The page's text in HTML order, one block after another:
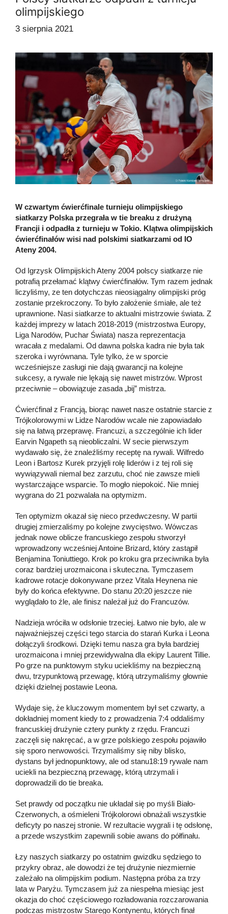
olimpijskiego
3 sierpnia 2021
W czwartym ćwierćfinale turnieju olimpijskiego
siatkarzy Polska przegrała w tie breaku z drużyną
Francji i odpadła z turnieju w Tokio. Klątwa olimpijskich
ćwierćfinałów wisi nad polskimi siatkarzami od IO
Ateny 2004.
Od Igrzysk Olimpijskich Ateny 2004 polscy siatkarze nie
potrafią przełamać klątwy ćwierćfinałów. Tym razem jednak
liczyliśmy, ze ten dotychczas nieosiągalny olimpijski próg
zostanie przekroczony. To było założenie śmiałe, ale też
uprawnione. Nasi siatkarze to aktualni mistrzowie świata. Z
każdej imprezy w latach 2018-2019 (mistrzostwa Europy,
Liga Narodów, Puchar Świata) nasza reprezentacja
wracała z medalami. Od dawna polska kadra nie była tak
szeroka i wyrównana. Tyle tylko, że w sporcie
wcześniejsze zasługi nie dają gwarancji na kolejne
sukcesy, a rywale nie lękają się nawet mistrzów. Wprost
przeciwnie – obowiązuje zasada „bij” mistrza.
Ćwierćfinał z Francją, biorąc nawet nasze ostatnie starcie z
Trójkolorowymi w Lidze Narodów wcale nie zapowiadało
się na łatwą przeprawę. Francuzi, a szczególnie ich lider
Earvin Ngapeth są nieobliczalni. W secie pierwszym
wydawało się, że znaleźliśmy receptę na rywali. Wilfredo
Leon i Bartosz Kurek przyjęli rolę liderów i z tej roli się
wywiązywali niemal bez zarzutu, choć nie zawsze mieli
wystarczające wsparcie. To mogło niepokoić. Nie mniej
wygrana do 21 pozwalała na optymizm.
Ten optymizm okazał się nieco przedwczesny. W partii
drugiej zmierzaliśmy po kolejne zwycięstwo. Wówczas
jednak nowe oblicze francuskiego zespołu stworzył
wprowadzony wcześniej Antoine Brizard, który zastąpił
Benjamina Toniuttiego. Krok po kroku gra przeciwnika była
coraz bardziej urozmaicona i skuteczna. Tymczasem
kadrowe rotacje dokonywane przez Vitala Heynena nie
były do końca efektywne. Do stanu 20:20 jeszcze nie
wyglądało to źle, ale finisz należał już do Francuzów.
Nadzieja wróciła w odsłonie trzeciej. Łatwo nie było, ale w
najważniejszej części tego starcia do starań Kurka i Leona
dołączyli środkowi. Dzięki temu nasza gra była bardziej
urozmaicona i mniej przewidywalna dla ekipy Laurent Tillie.
Po grze na punktowym styku uciekliśmy na bezpieczną
dwu, trzypunktową przewagę, którą utrzymaliśmy głownie
dzięki dzielnej postawie Leona.
Wydaje się, że kluczowym momentem był set czwarty, a
dokładniej moment kiedy to z prowadzenia 7:4 oddaliśmy
francuskiej drużynie cztery punkty z rzędu. Francuzi
zaczęli się nakręcać, a w grze polskiego zespołu pojawiło
się sporo nerwowości. Trzymaliśmy się niby blisko,
dystans był jednopunktowy, ale od stanu18:19 rywale nam
uciekli na bezpieczną przewagę, którą utrzymali i
doprowadzili do tie breaka.
Set prawdy od początku nie układał się po myśli Biało-
Czerwonych, a ośmieleni Trójkolorowi obnażali wszystkie
deficyty po naszej stronie. W rezultacie wygrali i tę odsłonę,
a przede wszystkim zapewnili sobie awans do półfinału.
Łzy naszych siatkarzy po ostatnim gwizdku sędziego to
przykry obraz, ale dowodzi że tej drużynie niezmiernie
zależało na olimpijskim podium. Następna próba za trzy
lata w Paryżu. Tymczasem już za niespełna miesiąc jest
okazja do choć częściowego rozładowania rozczarowania
podczas mistrzostw Starego Kontynentu, których finał